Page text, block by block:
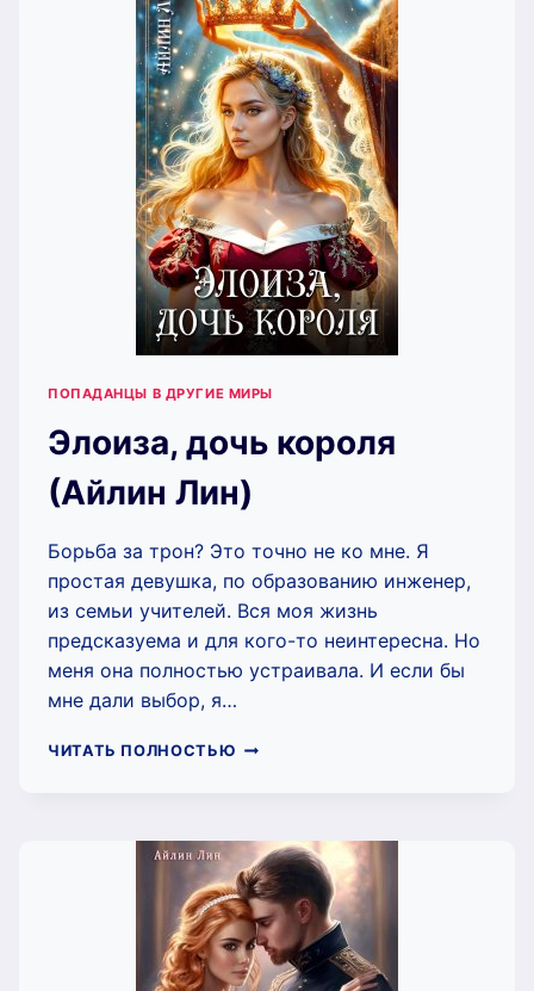
ПОПАДАНЦЫ В ДРУГИЕ МИРЫ
Элоиза, дочь короля
(Айлин Лин)
Борьба за трон? Это точно не ко мне. Я
простая девушка, по образованию инженер,
из семьи учителей. Вся моя жизнь
предсказуема и для кого-то неинтересна. Но
меня она полностью устраивала. И если бы
мне дали выбор, я…
ЧИТАТЬ ПОЛНОСТЬЮ ЭЛОИЗА,
ЛИН)